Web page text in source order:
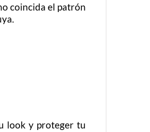
coincida el patrón
look y proteger tu